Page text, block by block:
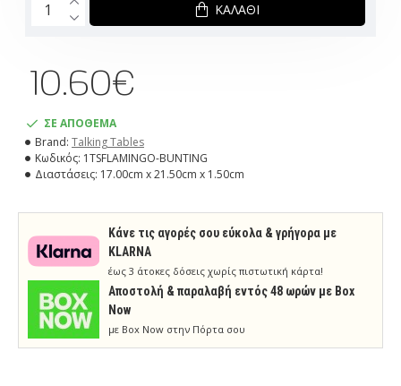
ΣΕ ΑΠΟΘΕΜΑ
Brand: Talking Tables
Κωδικός: 1TSFLAMINGO-BUNTING
Διαστάσεις: 17.00cm x 21.50cm x 1.50cm
10.60€
ΚΑΛΆΘΙ
Κάνε τις αγορές σου εύκολα & γρήγορα με
KLARNA
έως 3 άτοκες δόσεις χωρίς πιστωτική κάρτα!
Aποστολή & παραλαβή εντός 48 ωρών με Box
Now
με Box Now στην Πόρτα σου